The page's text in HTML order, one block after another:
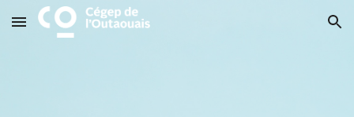
Skip to main content Skip to navigation